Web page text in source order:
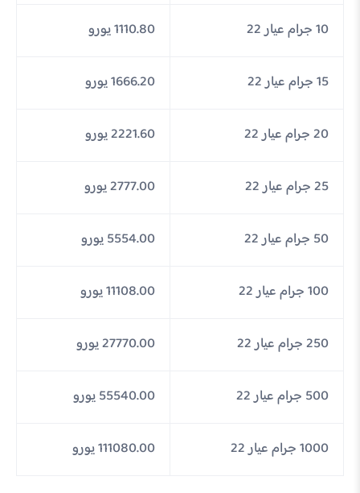
10 جرام عيار 22 1110.80 يورو
15 جرام عيار 22 1666.20 يورو
20 جرام عيار 22 2221.60 يورو
25 جرام عيار 22 2777.00 يورو
50 جرام عيار 22 5554.00 يورو
100 جرام عيار 22 11108.00 يورو
250 جرام عيار 22 27770.00 يورو
500 جرام عيار 22 55540.00 يورو
1000 جرام عيار 22 111080.00 يورو